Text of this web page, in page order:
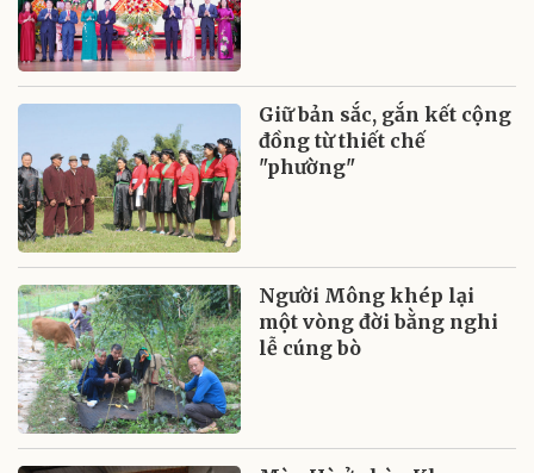
Giữ bản sắc, gắn kết cộng
đồng từ thiết chế
"phường"
Người Mông khép lại
một vòng đời bằng nghi
lễ cúng bò